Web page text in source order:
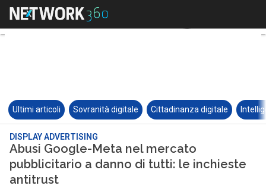
Ultimi articoli Sovranità digitale Cittadinanza digitale
DISPLAY ADVERTISING
Abusi Google-Meta nel mercato
pubblicitario a danno di tutti: le inchieste
antitrust